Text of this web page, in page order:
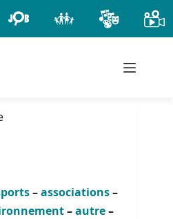
–associations–
–autre–